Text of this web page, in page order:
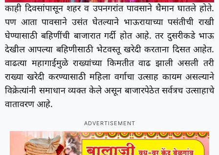
काही दिवसांपासून शहर व उपनगरांत पावसाने थैमान घातले होते.
पण आता पावसाने उसंत घेतल्याने भाऊरायाच्या पसंतीची राखी
घेण्यासाठी बहिणींची बाजारात गर्दी होत आहे. तर दुसरीकडे भाऊ
देखील आपल्या बहिणीसाठी भेटवस्तू खरेदी करताना दिसत आहेत.
वाढत्या महागाईमुळे राख्यांच्या किमतीत वाढ झाली असली तरी
राख्या खरेदी करण्यासाठी महिला वर्गाचा उत्साह कायम असल्याने
विक्रेत्यांनी समाधान व्यक्त केले असून बाजारपेठेत सर्वत्रच उत्साहाचे
वातावरण आहे.
ADVERTISEMENT